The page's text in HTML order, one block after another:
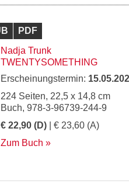
PDF
Nadja Trunk
TWENTYSOMETHING
Erscheinungstermin:
224 Seiten, 22,5 x 14,8 cm
Buch, 978-3-96739-244-9
€ 22,90 (D) | € 23,60 (A)
Zum Buch